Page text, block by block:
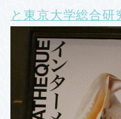
と東京大学総合研